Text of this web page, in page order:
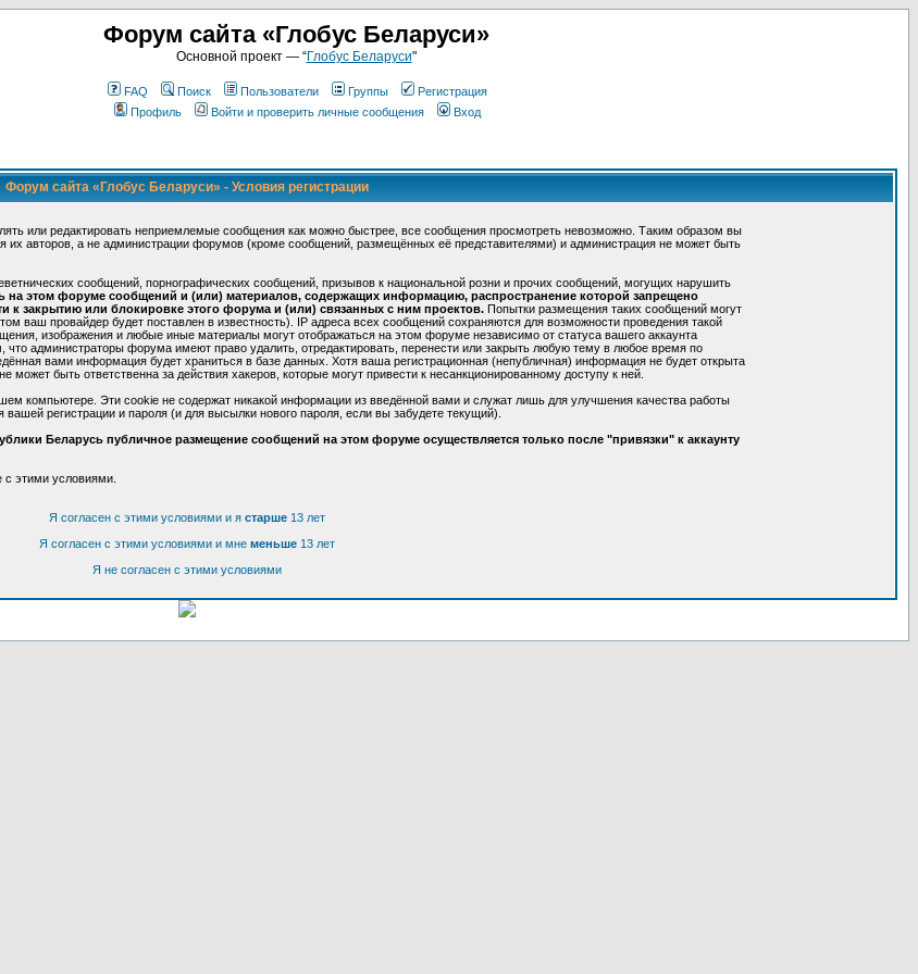
Форум сайта «Глобус Беларуси»
Основной проект — “Глобус Беларуси"
FAQ Поиск Пользователи Группы
Регистрация
Профиль
Войти и проверить личные сообщения Вход
Форум сайта «Глобус Беларуси» - Условия регистрации
или редактировать неприемлемые сообщения как можно быстрее, все сообщения просмотреть невозможно. Таким образом вы
их авторов, а не администрации форумов (кроме сообщений, размещённых её представителями) и администрация не может быть
сообщений, порнографических сообщений, призывов к национальной розни и прочих сообщений, могущих нарушить
на этом форуме сообщений и (или) материалов, содержащих информацию, распространение которой запрещено
к закрытию или блокировке этого форума и (или) связанных с ним проектов.Попытки размещения таких сообщений могут
ваш провайдер будет поставлен в известность). IP адреса всех сообщений сохраняются для возможности проведения такой
изображения и любые иные материалы могут отображаться на этом форуме независимо от статуса вашего аккаунта
администраторы форума имеют право удалить, отредактировать, перенести или закрыть любую тему в любое время по
вами информация будет храниться в базе данных. Хотя ваша регистрационная (непубличная) информация не будет открыта
быть ответственна за действия хакеров, которые могут привести к несанкционированному доступу к ней.
компьютере. Эти cookie не содержат никакой информации из введённой вами и служат лишь для улучшения качества работы
регистрации и пароля (и для высылки нового пароля, если вы забудете текущий).
Беларусь публичное размещение сообщений на этом форуме осуществляется только после "привязки" к аккаунту
с этими условиями.
Я согласен с этими условиями и я старше 13 лет
Я согласен с этими условиями и мне меньше 13 лет
Я не согласен с этими условиями